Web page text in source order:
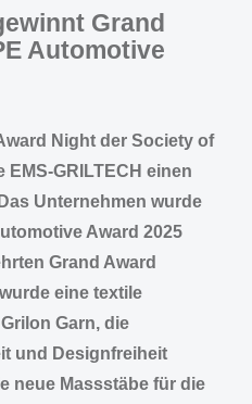
Grand
Automotive
Night der Society of
GRILTECH einen
Unternehmen wurde
Award 2025
Grand Award
eine textile
Garn, die
und Designfreiheit
neue Massstäbe für die